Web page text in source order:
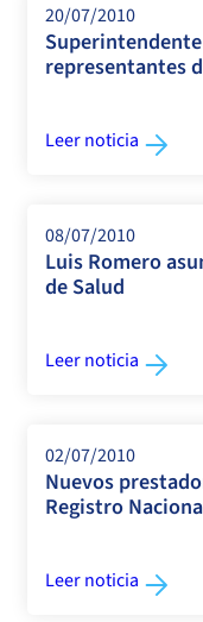
20/07/2010
representantes
Leer noticia
08/07/2010
Luis Romero
de Salud
Leer noticia
02/07/2010
Nuevos
Registro
Leer noticia